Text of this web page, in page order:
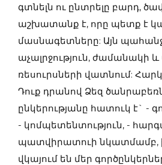
գտնելն ու ընտրելը բարդ,
աշխատանք է, որը պետք է
մասնագետները: Այն
աչալրջություն, ժամանակի
ռեսուրսների վատնում:
Դուք դրանով Ձեզ
ընկերությանը հատուկ է` -
- կոմպետենտություն, -
պատվիրատուի նկատմամբ,
վկայում են մեր